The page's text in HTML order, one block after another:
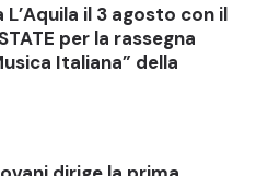
L’Aquila il 3 agosto con il
per la rassegna
Italiana” della